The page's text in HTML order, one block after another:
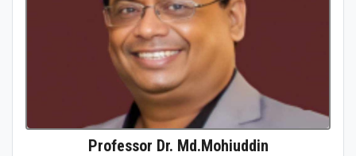
Professor Dr. Md.Mohiuddin